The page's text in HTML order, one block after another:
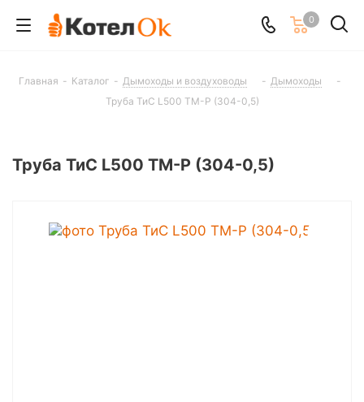
0
Главная - Каталог - Дымоходы и воздуховоды - Дымоходы
-
Труба ТиС L500 ТМ-Р (304-0,5)
Труба ТиС L500 ТМ-Р (304-0,5)